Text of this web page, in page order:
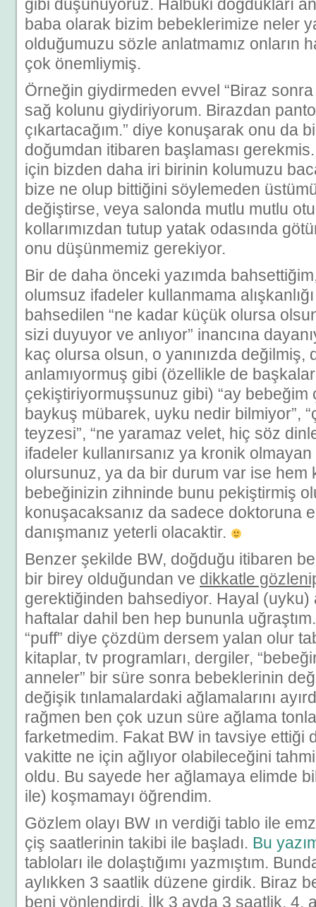
gibi düşünüyoruz. Halbuki doğdukları
baba olarak bizim bebeklerimize neler
olduğumuzu sözle anlatmamız onların
çok önemliymiş.
Örneğin giydirmeden evvel “Biraz
sağ kolunu giydiriyorum. Birazdan
çıkartacağım.” diye konuşarak onu da
doğumdan itibaren başlaması
için bizden daha iri birinin kolumuzu
bize ne olup bittiğini söylemeden
değiştirse, veya salonda mutlu mutlu
kollarımızdan tutup yatak odasında
onu düşünmemiz gerekiyor.
Bir de daha önceki yazımda
olumsuz ifadeler kullanmama
bahsedilen “ne kadar küçük olursa
sizi duyuyor ve anlıyor” inancına
kaç olursa olsun, o yanınızda değilmiş,
anlamıyormuş gibi (özellikle de
çekiştiriyormuşsunuz gibi) “ay bebeğim
baykuş mübarek, uyku nedir bilmiyor”,
teyzesi”, “ne yaramaz velet, hiç söz
ifadeler kullanırsanız ya kronik
olursunuz, ya da bir durum var ise hem
bebeğinizin zihninde bunu pekiştirmiş
konuşacaksanız da sadece doktoruna
danışmanız yeterli olacaktir.
Benzer şekilde BW, doğduğu itibaren
bir birey olduğundan ve dikkatle
gerektiğinden bahsediyor. Hayal (uyku)
haftalar dahil ben hep bununla
“puff” diye çözdüm dersem yalan olur
kitaplar, tv programları, dergiler,
anneler” bir süre sonra bebeklerinin
değişik tınlamalardaki ağlamalarını
rağmen ben çok uzun süre ağlama
farketmedim. Fakat BW in tavsiye ettiği
vakitte ne için ağlıyor olabileceğini
oldu. Bu sayede her ağlamaya elimde
ile) koşmamayı öğrendim.
Gözlem olayı BW ın verdiği tablo ile
çiş saatlerinin takibi ile başladı. Bu
tabloları ile dolaştığımı yazmıştım.
aylıkken 3 saatlik düzene girdik. Biraz
beni yönlendirdi. İlk 3 ayda 3 saatlik, 4.